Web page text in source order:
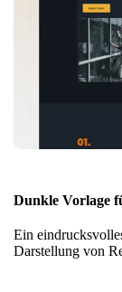
Dunkle Vorlage
Ein
Darstellung von